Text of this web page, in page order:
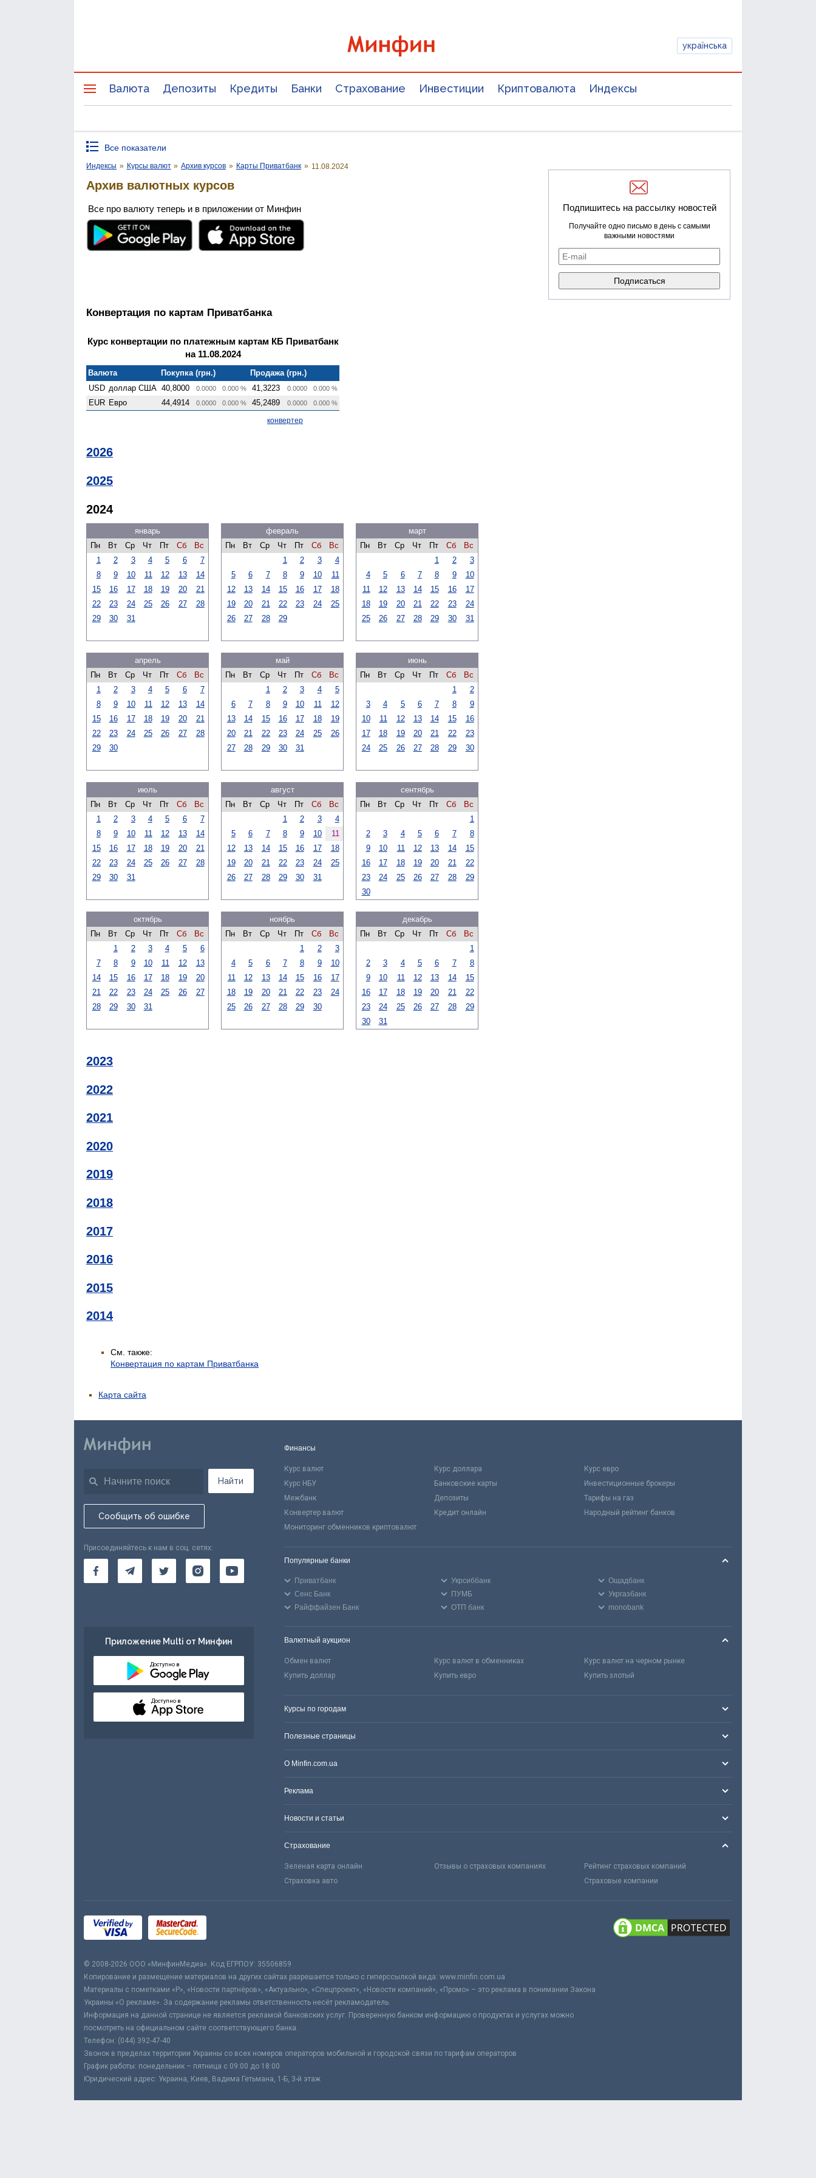
українська
Валюта Депозиты Кредиты Банки Страхование Инвестиции Криптовалюта Индексы
Все показатели
Индексы » Курсы валют » Архив курсов » Карты Приватбанк » 11.08.2024
Архив валютных курсов
Все про валюту теперь и в приложении от Минфин
Конвертация по картам Приватбанка
Курс конвертации по платежным картам КБ Приватбанк
на 11.08.2024
Валюта Покупка (грн.)
Продажа (грн.)
USD доллар США 40,8000 0.0000 0.000 % 41,3223 0.0000 0.000 %
EUR Евро 44,4914 0.0000 0.000 % 45,2489 0.0000 0.000 %
конвертер
2026
2025
2024
январь
Пн
Вт Ср Чт Пт Сб
Вс
1
2 3 4 5 6
7
8
9 10 11 12 13
14
15
16 17 18 19 20
21
22
23 24 25 26 27
28
29
30 31
февраль
Пн
Вт Ср Чт Пт Сб
Вс
1
2 3
4
5
6 7 8 9 10
11
12
13 14 15 16 17
18
19
20 21 22 23 24
25
26
27 28 29
март
Пн
Вт Ср Чт Пт Сб
Вс
1
2
3
4
5 6 7 8 9
10
11
12 13 14 15 16
17
18
19 20 21 22 23
24
25
26 27 28 29 30 31
апрель
Пн
Вт Ср Чт Пт Сб
Вс
1
2 3 4 5 6
7
8
9 10 11 12 13
14
15
16 17 18 19 20
21
22
23 24 25 26 27
28
29
30
май
Пн
Вт Ср Чт Пт Сб
Вс
1
2 3 4
5
6
7 8 9 10 11
12
13
14 15 16 17 18
19
20
21 22 23 24 25
26
27
28 29 30 31
июнь
Пн
Вт Ср Чт Пт Сб
Вс
1
2
3
4 5 6 7 8
9
10
11 12 13 14 15
16
17
18 19 20 21 22
23
24
25 26 27 28 29 30
июль
Пн
Вт Ср Чт Пт Сб
Вс
1
2 3 4 5 6
7
8
9 10 11 12 13
14
15
16 17 18 19 20
21
22
23 24 25 26 27
28
29
30 31
август
Пн
Вт Ср Чт Пт Сб
Вс
1
2 3
4
5
6 7 8 9 10
11
12
13 14 15 16 17
18
19
20 21 22 23 24
25
26
27 28 29 30 31
сентябрь
Пн
Вт Ср Чт Пт Сб
Вс
1
2
3 4 5 6 7
8
9
10 11 12 13 14
15
16
17 18 19 20 21
22
23
24 25 26 27 28
29
30
октябрь
Пн
Вт Ср Чт Пт Сб
Вс
1
2 3 4 5
6
7
8 9 10 11 12
13
14
15 16 17 18 19
20
21
22 23 24 25 26
27
28
29 30 31
ноябрь
Пн
Вт Ср Чт Пт Сб
Вс
1
2
3
4
5 6 7 8 9
10
11
12 13 14 15 16
17
18
19 20 21 22 23
24
25
26 27 28 29 30
декабрь
Пн
Вт Ср Чт Пт Сб
Вс
1
2
3 4 5 6 7
8
9
10 11 12 13 14
15
16
17 18 19 20 21
22
23
24 25 26 27 28
29
30
31
2023
2022
2021
2020
2019
2018
2017
2016
2015
2014
См. также:
Конвертация по картам Приватбанка
Подпишитесь на рассылку новостей
Получайте одно письмо в день с самыми
важными новостями
Карта сайта
Найти
Сообщить об ошибке
Присоединяйтесь к нам в соц. сетях:
Приложение Multi от Минфин
Доступно в
Доступно в
Финансы
Курс валют Курс доллара
Курс евро
Курс НБУ
Банковские карты
Инвестиционные брокеры
Межбанк
Депозиты
Тарифы на газ
Конвертер валют
Кредит онлайн
Народный рейтинг банков
Мониторинг обменников криптовалют
Популярные банки
Приватбанк Укрсиббанк
Ощадбанк
Сенс Банк
ПУМБ
Укргазбанк
Райффайзен Банк
ОТП банк monobank
Валютный аукцион
Обмен валют Курс валют в обменниках
Курс валют на черном рынке
Купить доллар
Купить евро Купить злотый
Курсы по городам
Полезные страницы
О Minfin.com.ua
Реклама
Новости и статьи
Страхование
Зеленая карта онлайн Отзывы о страховых компаниях
Рейтинг страховых компаний
Страховка авто
Страховые компании
© 2008-2026 ООО «МинфинМедиа». Код ЕГРПОУ: 35506859
Копирование и размещение материалов на других сайтах разрешается только с гиперссылкой вида: www.minfin.com.ua
Материалы с пометками «Р», «Новости партнёров», «Актуально», «Спецпроект», «Новости компаний», «Промо» – это реклама в понимании Закона
Украины «О рекламе». За содержание рекламы ответственность несёт рекламодатель.
Информация на данной странице не является рекламой банковских услуг. Проверенную банком информацию о продуктах и услугах можно
посмотреть на официальном сайте соответствующего банка.
Телефон: (044) 392-47-40
Звонок в пределах территории Украины со всех номеров операторов мобильной и городской связи по тарифам операторов
График работы: понедельник – пятница с 09:00 до 18:00
Юридический адрес: Украина, Киев, Вадима Гетьмана, 1-Б, 3-й этаж